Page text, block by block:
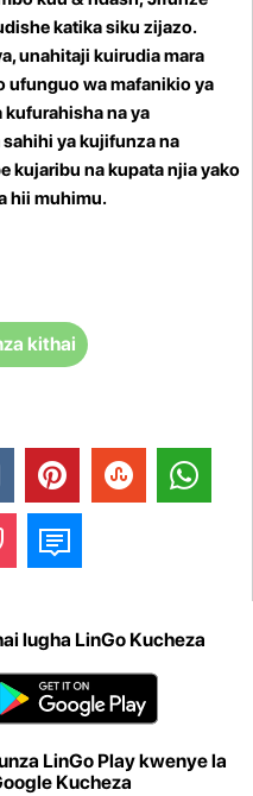
katika siku zijazo.
unahitaji kuirudia mara
ufunguo wa mafanikio ya
na ya
ya kujifunza na
kujaribu na kupata njia yako
hii muhimu.
kithai
lugha LinGo Kucheza
LinGo Play kwenye la
Kucheza